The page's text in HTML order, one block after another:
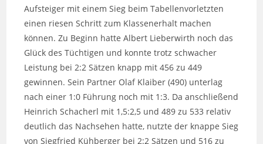
Aufsteiger mit einem Sieg beim Tabellenvorletzten
einen riesen Schritt zum Klassenerhalt machen
können. Zu Beginn hatte Albert Lieberwirth noch das
Glück des Tüchtigen und konnte trotz schwacher
Leistung bei 2:2 Sätzen knapp mit 456 zu 449
gewinnen. Sein Partner Olaf Klaiber (490) unterlag
nach einer 1:0 Führung noch mit 1:3. Da anschließend
Heinrich Schacherl mit 1,5:2,5 und 489 zu 533 relativ
deutlich das Nachsehen hatte, nutzte der knappe Sieg
von Siegfried Kühberger bei 2:2 Sätzen und 516 zu